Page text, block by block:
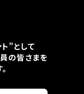
”として
の皆さまを